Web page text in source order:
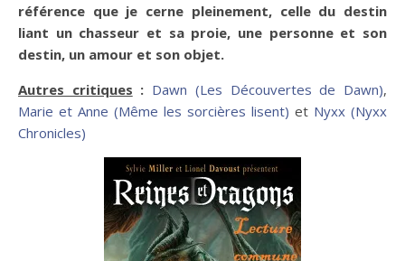
référence que je cerne pleinement, celle du destin
liant un chasseur et sa proie, une personne et son
destin, un amour et son objet.
Autres critiques : Dawn (Les Découvertes de Dawn),
Marie et Anne (Même les sorcières lisent) et Nyxx (Nyxx
Chronicles)